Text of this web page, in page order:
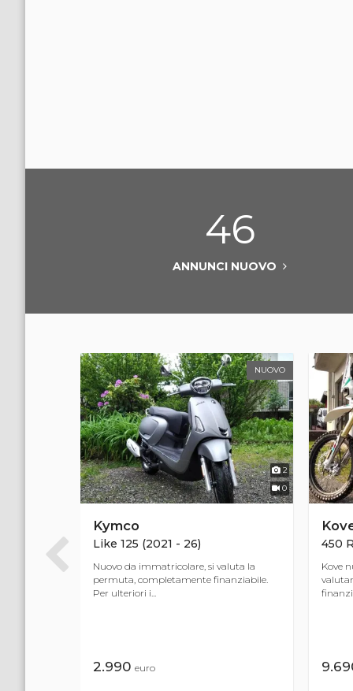
46
ANNUNCI NUOVO
NUOVO
2
0
Kymco
Like 125 (2021 - 26)
Nuovo da immatricolare, si valuta la
permuta, completamente finanziabile.
Per ulteriori i...
2.990 euro
450
Kove